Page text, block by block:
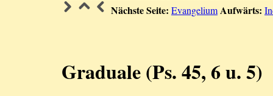
Nächste Seite: EvangeliumAufwärts:
Graduale (Ps. 45, 6 u. 5)